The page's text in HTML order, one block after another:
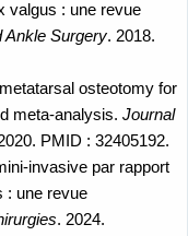
valgus : une revue
Ankle Surgery. 2018.
osteotomy for
meta-analysis. Journal
PMID : 32405192.
invasive par rapport
: une revue
. 2024.